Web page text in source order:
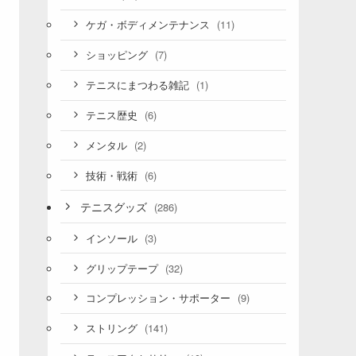
ケガ・ボディメンテナンス (11)
ショッピング (7)
テニスにまつわる雑記 (1)
テニス歴史 (6)
メンタル (2)
技術・戦術 (6)
テニスグッズ (286)
インソール (3)
グリップテープ (32)
コンプレッション・サポーター (9)
ストリング (141)